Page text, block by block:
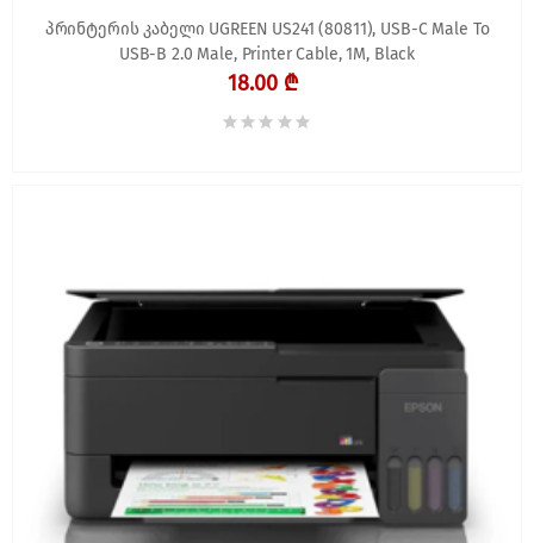
პრინტერის კაბელი UGREEN US241 (80811), USB-C Male To
USB-B 2.0 Male, Printer Cable, 1M, Black
18.00 ₾